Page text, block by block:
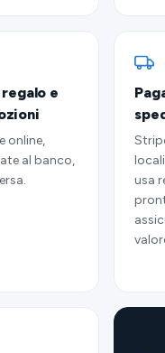
regalo e
online,
al banco,
usa